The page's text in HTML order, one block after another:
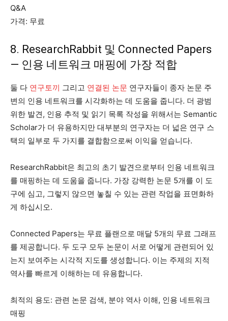
Q&A
가격: 무료
8. ResearchRabbit 및 Connected Papers
— 인용 네트워크 매핑에 가장 적합
둘 다 연구토끼 그리고 연결된 논문 연구자들이 종자 논문 주
변의 인용 네트워크를 시각화하는 데 도움을 줍니다. 더 광범
위한 발견, 인용 추적 및 읽기 목록 작성을 위해서는 Semantic
Scholar가 더 유용하지만 대부분의 연구자는 더 넓은 연구 스
택의 일부로 두 가지를 결합함으로써 이익을 얻습니다.
ResearchRabbit은 최고의 초기 발견으로부터 인용 네트워크
를 매핑하는 데 도움을 줍니다. 가장 강력한 논문 5개를 이 도
구에 심고, 그렇지 않으면 놓칠 수 있는 관련 작업을 표면화하
게 하십시오.
Connected Papers는 무료 플랜으로 매달 5개의 무료 그래프
를 제공합니다. 두 도구 모두 논문이 서로 어떻게 관련되어 있
는지 보여주는 시각적 지도를 생성합니다. 이는 주제의 지적
역사를 빠르게 이해하는 데 유용합니다.
최적의 용도: 관련 논문 검색, 분야 역사 이해, 인용 네트워크
매핑